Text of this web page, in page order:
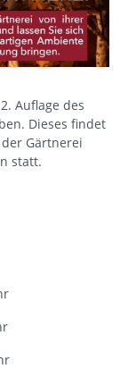
Auflage des
Dieses findet
Gärtnerei
statt.